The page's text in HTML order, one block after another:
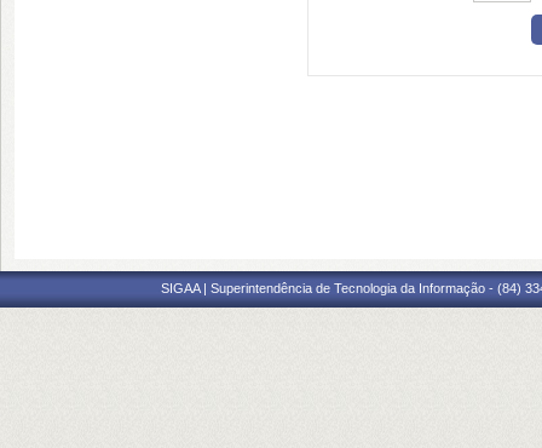
SIGAA | Superintendência de Tecnologia da Informação - (84)